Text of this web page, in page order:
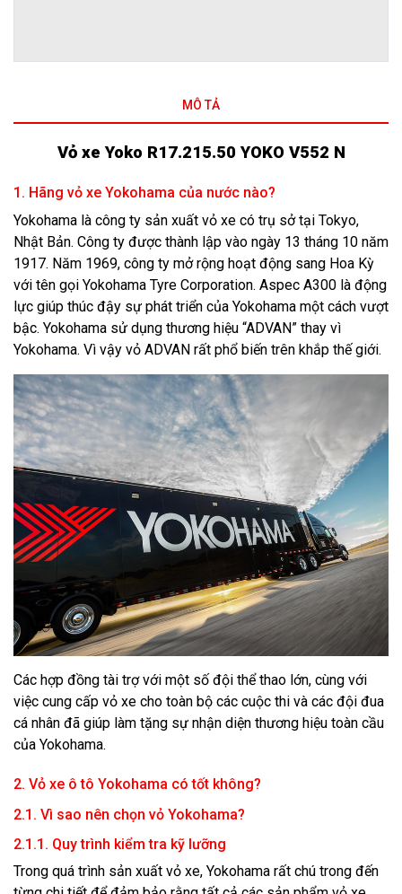
MÔ TẢ
Vỏ xe Yoko R17.215.50 YOKO V552 N
1. Hãng vỏ xe Yokohama của nước nào?
Yokohama là công ty sản xuất vỏ xe có trụ sở tại Tokyo,
Nhật Bản. Công ty được thành lập vào ngày 13 tháng 10 năm
1917. Năm 1969, công ty mở rộng hoạt động sang Hoa Kỳ
với tên gọi Yokohama Tyre Corporation. Aspec A300 là động
lực giúp thúc đậy sự phát triển của Yokohama một cách vượt
bậc. Yokohama sử dụng thương hiệu “ADVAN” thay vì
Yokohama. Vì vậy vỏ ADVAN rất phổ biến trên khắp thế giới.
Các hợp đồng tài trợ với một số đội thể thao lớn, cùng với
việc cung cấp vỏ xe cho toàn bộ các cuộc thi và các đội đua
cá nhân đã giúp làm tặng sự nhận diện thương hiệu toàn cầu
của Yokohama.
2. Vỏ xe ô tô Yokohama có tốt không?
2.1. Vì sao nên chọn vỏ Yokohama?
2.1.1. Quy trình kiểm tra kỹ lưỡng
Trong quá trình sản xuất vỏ xe, Yokohama rất chú trong đến